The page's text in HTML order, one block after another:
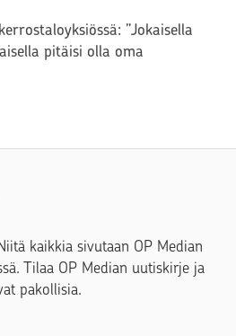
”Jokaisella
pitäisi olla oma
kaikkia sivutaan OP Median
Tilaa OP Median uutiskirje ja
pakollisia.